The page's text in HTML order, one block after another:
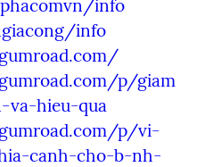
info
info
p/giam
va-hieu-qua
p/vi-
canh-cho-b-nh-